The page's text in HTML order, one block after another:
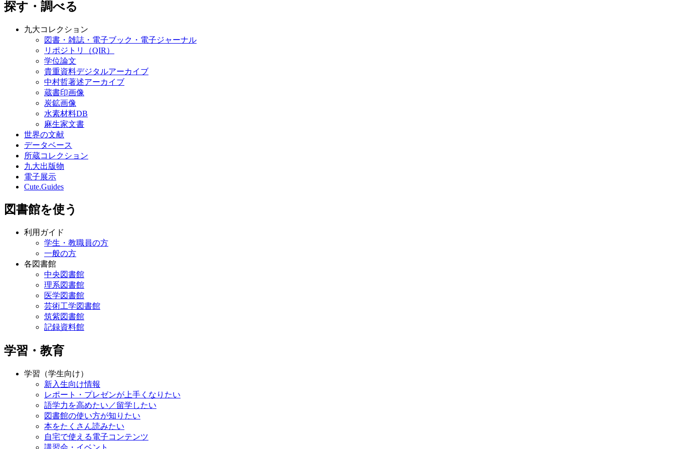
探す・調べる
九大コレクション
図書・雑誌・電子ブック・電子ジャーナル
リポジトリ（QIR）
学位論文
貴重資料デジタルアーカイブ
中村哲著述アーカイブ
蔵書印画像
炭鉱画像
水素材料DB
麻生家文書
世界の文献
データベース
所蔵コレクション
九大出版物
電子展示
Cute.Guides
図書館を使う
利用ガイド
学生・教職員の方
一般の方
各図書館
中央図書館
理系図書館
医学図書館
芸術工学図書館
筑紫図書館
記録資料館
学習・教育
学習（学生向け）
新入生向け情報
レポート・プレゼンが上手くなりたい
語学力を高めたい／留学したい
図書館の使い方が知りたい
本をたくさん読みたい
自宅で使える電子コンテンツ
講習会・イベント